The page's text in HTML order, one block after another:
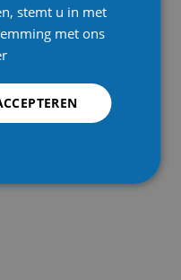
stemt u in met
met ons